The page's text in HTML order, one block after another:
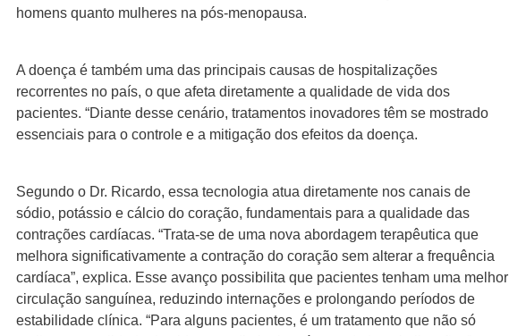
homens quanto mulheres na pós-menopausa.
A doença é também uma das principais causas de hospitalizações
recorrentes no país, o que afeta diretamente a qualidade de vida dos
pacientes. “Diante desse cenário, tratamentos inovadores têm se mostrado
essenciais para o controle e a mitigação dos efeitos da doença.
Segundo o Dr. Ricardo, essa tecnologia atua diretamente nos canais de
sódio, potássio e cálcio do coração, fundamentais para a qualidade das
contrações cardíacas. “Trata-se de uma nova abordagem terapêutica que
melhora significativamente a contração do coração sem alterar a frequência
cardíaca”, explica. Esse avanço possibilita que pacientes tenham uma melhor
circulação sanguínea, reduzindo internações e prolongando períodos de
estabilidade clínica. “Para alguns pacientes, é um tratamento que não só